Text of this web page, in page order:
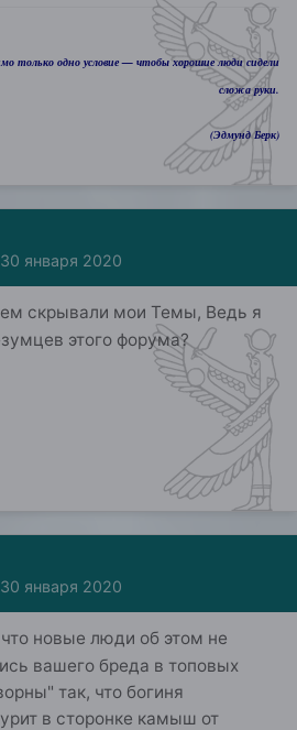
только одно условие — чтобы хорошие люди сидели
сложа руки.
(Эдмунд Берк)
30 января 2020
скрывали мои Темы, Ведь я
этого форума?
30 января 2020
новые люди об этом не
вашего бреда в топовых
так, что богиня
в сторонке камыш от